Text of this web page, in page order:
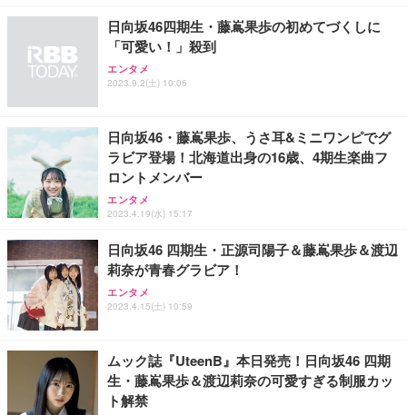
Alexa対応音声認識リモコン Pro | 対応する別売りの
Fire TV本体が必要です
Amazon 5W USB 充電器
￥1,980
Amazon純正 USBタイプCケーブル (ブラック)
Jリーグ選手名鑑2026/27 J1・J2・J3 エル・ゴラッ
ソ特別編集
Numero TOKYO 2026年10月号増刊（表紙／Numbe
r_i）
装苑 2026年 9月号
Sezlife オフィスチェア デスクチェア 疲れない テレ
ワーク チェア 強化バックレスト 30度ロッキング機
ョン PCチェア 通気性メッシュ ゲーミング/勉強/事
務用 おしゃれ パソコンチェア (ブラック)
￥7,680
Sezlife オフィスチェア デスクチェア 疲れない テレ
ワーク チェア 強化バックレスト 30度ロッキング機
能 人間工学 椅子 腰サポート 90度跳ね上げ式アーム
レスト 3Dヘッドレスト ハンガー付き 高反発クッシ
ョン PCチェア 通気性メッシュ ゲーミング/勉強/事
務用 おしゃれ パソコンチェア (ホワイト)
ANDWINT オフィスチェア デスクチェア 肘なし メ
ッシュ 通気性 ランバーサポート付き 腰サポート ガ
ス圧無段階昇降 360度回転 キャスター付き コンパク
日向坂46四期生・藤嶌果歩の初めてづくしに
「可愛い！」殺到
エンタメ
2023.9.2(土) 10:06
日向坂46・藤嶌果歩、うさ耳&ミニワンピでグ
ラビア登場！北海道出身の16歳、4期生楽曲フ
ロントメンバー
エンタメ
2023.4.19(水) 15:17
日向坂46 四期生・正源司陽子＆藤嶌果歩＆渡辺
莉奈が青春グラビア！
エンタメ
2023.4.15(土) 10:59
ムック誌『UteenB』本日発売！日向坂46 四期
生・藤嶌果歩＆渡辺莉奈の可愛すぎる制服カッ
ト解禁